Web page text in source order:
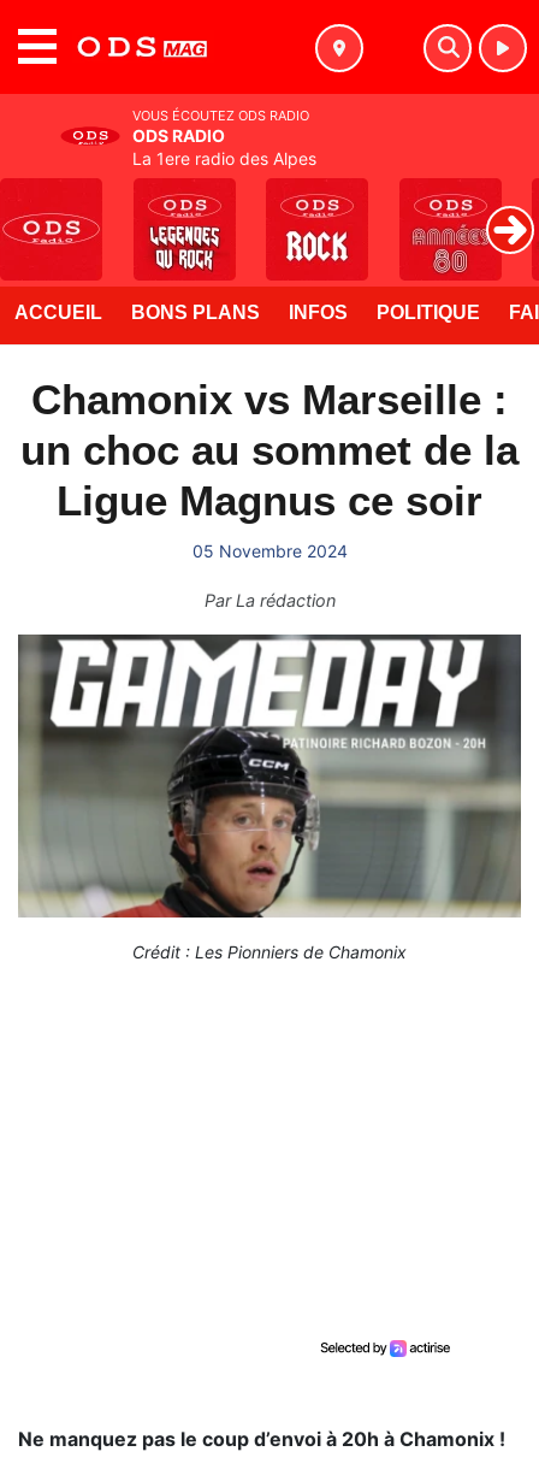
ACCUEIL BONS PLANS INFOS POLITIQUE
Chamonix vs Marseille :
un choc au sommet de la
Ligue Magnus ce soir
05 Novembre 2024
ParLa rédaction
Crédit : Les Pionniers de Chamonix
Ne manquez pas le coup d’envoi à 20h à Chamonix !
VOUS ÉCOUTEZ ODS RADIO
ODS RADIO
La 1ere radio des Alpes